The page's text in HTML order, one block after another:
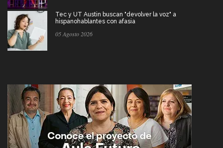
Tec y UT Austin buscan "devolver la voz" a
hispanohablantes con afasia
05 Agosto 2026